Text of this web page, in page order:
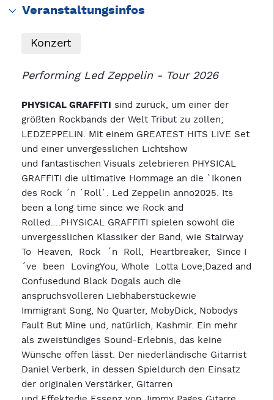
Veranstaltungsinfos
Konzert
Performing Led Zeppelin - Tour 2026
PHYSICAL GRAFFITI sind zurück, um einer der
größten Rockbands der Welt Tribut zu zollen;
LEDZEPPELIN. Mit einem GREATEST HITS LIVE Set
und einer unvergesslichen Lichtshow
und fantastischen Visuals zelebrieren PHYSICAL
GRAFFITI die ultimative Hommage an die `Ikonen
des Rock ´n ´Roll`. Led Zeppelin anno2025. Its
been a long time since we Rock and
Rolled….PHYSICAL GRAFFITI spielen sowohl die
unvergesslichen Klassiker der Band, wie Stairway
To Heaven, Rock ´n Roll, Heartbreaker, Since I
´ve been LovingYou, Whole Lotta Love,Dazed and
Confusedund Black Dogals auch die
anspruchsvolleren Liebhaberstückewie
Immigrant Song, No Quarter, MobyDick, Nobodys
Fault But Mine und, natürlich, Kashmir. Ein mehr
als zweistündiges Sound-Erlebnis, das keine
Wünsche offen lässt. Der niederländische Gitarrist
Daniel Verberk, in dessen Spieldurch den Einsatz
der originalen Verstärker, Gitarren